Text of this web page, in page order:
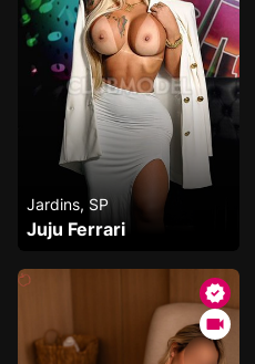
Jardins, SP
Juju Ferrari